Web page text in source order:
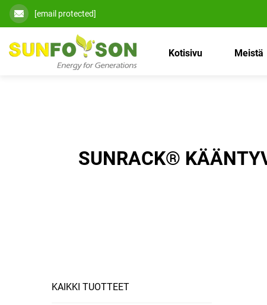
[email protected]
Kotisivu Meistä
SUNRACK®
KAIKKI TUOTTEET